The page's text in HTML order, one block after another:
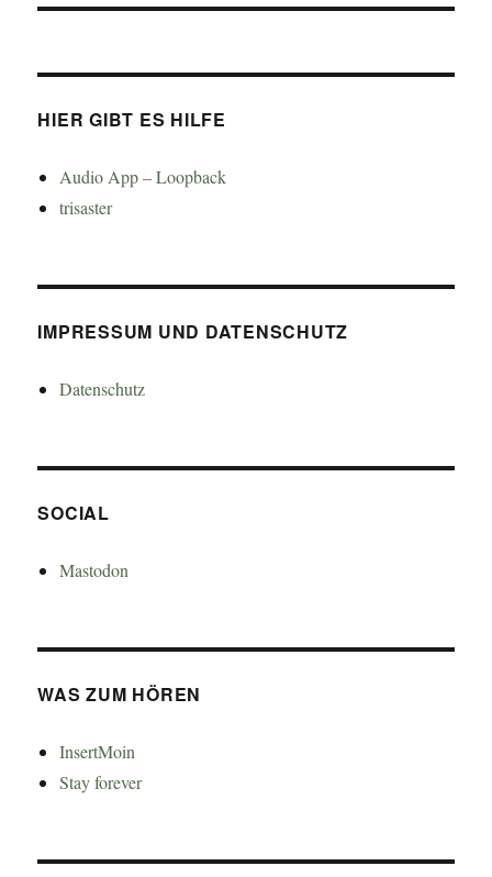
HIER GIBT ES HILFE
Audio App – Loopback
trisaster
IMPRESSUM UND DATENSCHUTZ
Datenschutz
SOCIAL
Mastodon
WAS ZUM HÖREN
InsertMoin
Stay forever